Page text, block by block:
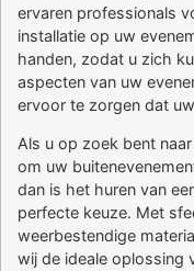
ervaren professionals
installatie op uw
handen, zodat u zich
aspecten van uw
ervoor te zorgen dat
Als u op zoek bent
om uw
dan is het huren van
perfecte keuze. Met
weerbestendige
wij de ideale oplossing